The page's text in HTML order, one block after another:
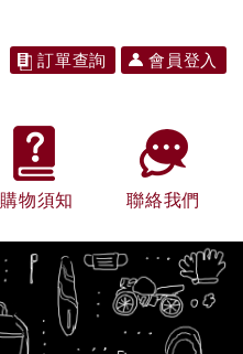
訂單查詢 會員登入
購物須知 聯絡我們